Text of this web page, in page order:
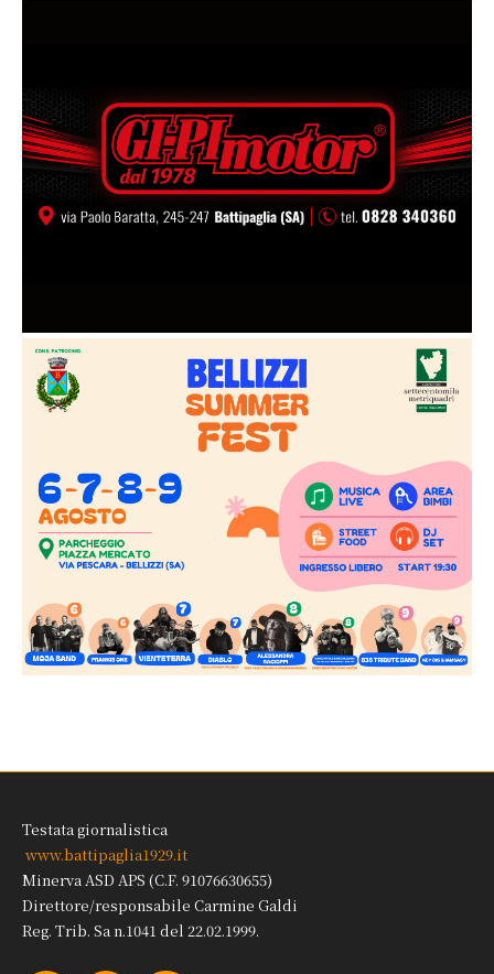
Testata giornalistica
www.battipaglia1929.it
Minerva ASD APS (C.F. 91076630655)
Direttore/responsabile Carmine Galdi
Reg. Trib. Sa n.1041 del 22.02.1999.